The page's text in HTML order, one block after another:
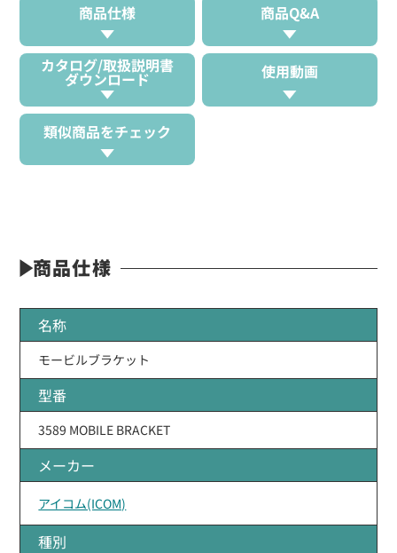
商品仕様 商品Q&A
カタログ/取扱説明書
ダウンロード 使用動画
類似商品をチェック
商品仕様
名称
モービルブラケット
型番
3589 MOBILE BRACKET
メーカー
アイコム(ICOM)
種別